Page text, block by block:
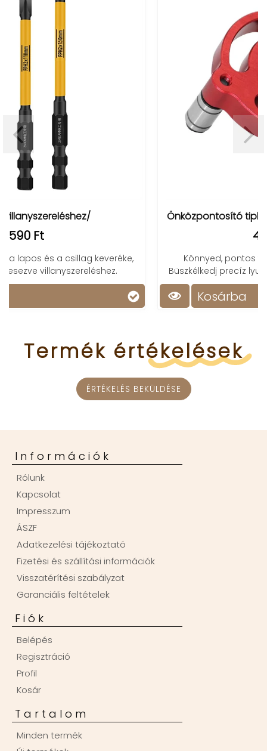
Önközpontosító tipliző fúrósablon (6/8/10 mm)
Könnyed, pontos fúrás bármilyen anyagon!
Büszkélkedj precíz lyukakkal minden projektedben!
Termék értékelések
ÉRTÉKELÉS BEKÜLDÉSE
Információk
Rólunk
Kapcsolat
Impresszum
ÁSZF
Adatkezelési tájékoztató
Fizetési és szállítási információk
Visszatérítési szabályzat
Garanciális feltételek
Fiók
Belépés
Regisztráció
Profil
Kosár
Tartalom
Minden termék